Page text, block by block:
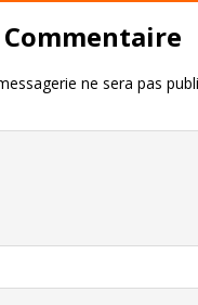
ne sera pas